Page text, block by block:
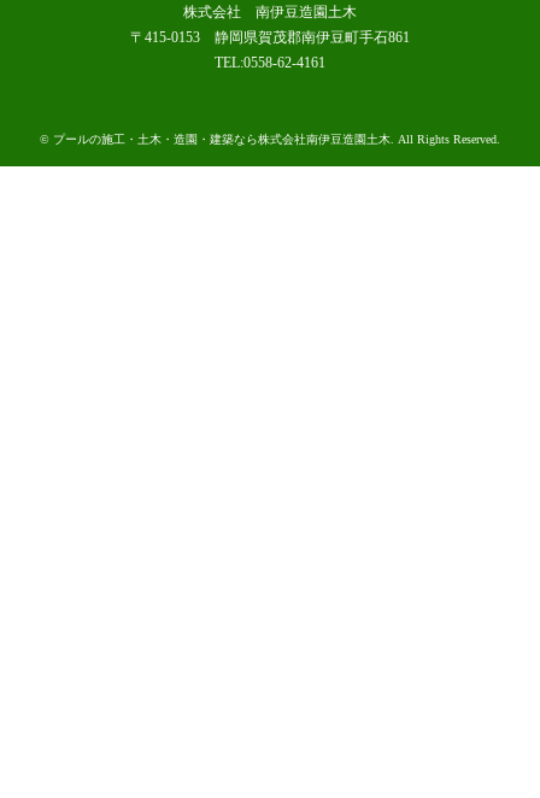
株式会社 南伊豆造園土木
〒415-0153 静岡県賀茂郡南伊豆町手石861
TEL:0558-62-4161
© プールの施工・土木・造園・建築なら株式会社南伊豆造園土木. All Rights Reserved.